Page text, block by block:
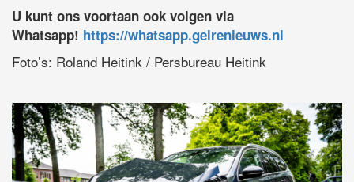
U kunt ons voortaan ook volgen via
Whatsapp! https://whatsapp.gelrenieuws.nl
Foto’s: Roland Heitink / Persbureau Heitink